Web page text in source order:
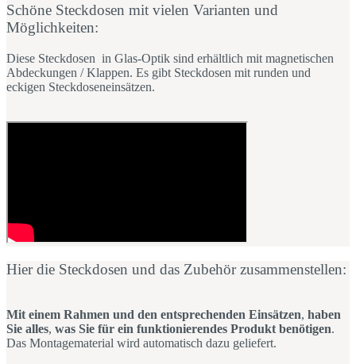
Schöne Steckdosen mit vielen Varianten und
Möglichkeiten:
Diese Steckdosen in Glas-Optik sind erhältlich mit magnetischen
Abdeckungen / Klappen. Es gibt Steckdosen mit runden und
eckigen Steckdoseneinsätzen.
Hier die Steckdosen und das Zubehör zusammenstellen:
Mit einem Rahmen und den entsprechenden Einsätzen, haben
Sie alles, was Sie für ein funktionierendes Produkt benötigen.
Das Montagematerial wird automatisch dazu geliefert.